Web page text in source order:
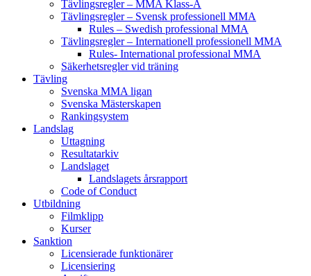
Tävlingsregler – MMA Klass-A
Tävlingsregler – Svensk professionell MMA
Rules – Swedish professional MMA
Tävlingsregler – Internationell professionell MMA
Rules- International professional MMA
Säkerhetsregler vid träning
Tävling
Svenska MMA ligan
Svenska Mästerskapen
Rankingsystem
Landslag
Uttagning
Resultatarkiv
Landslaget
Landslagets årsrapport
Code of Conduct
Utbildning
Filmklipp
Kurser
Sanktion
Licensierade funktionärer
Licensiering